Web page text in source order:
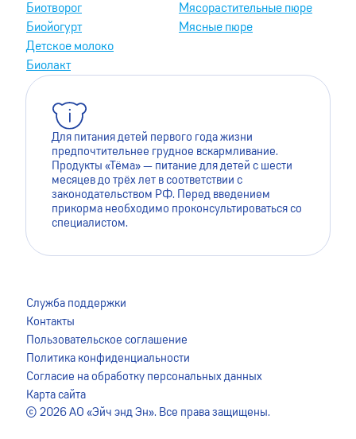
Биотворог
Биойогурт
Детское молоко
Биолакт
Мясорастительные пюре
Мясные пюре
Для питания детей первого года жизни
предпочтительнее грудное вскармливание.
Продукты «Тёма» — питание для детей с шести
месяцев до трёх лет в соответствии с
законодательством РФ. Перед введением
прикорма необходимо проконсультироваться со
специалистом.
© 2026 АО «Эйч энд Эн». Все права защищены.
Служба поддержки
Контакты
Пользовательское соглашение
Политика конфиденциальности
Согласие на обработку персональных данных
Карта сайта
Это помогает нам сделать его более удобным для
пользователей. Оставаясь на сайте, вы даёте согласие на
сохранение файлов cookie на вашем устройстве. Для
более подробной информации ознакомьтесь с
Пользовательским соглашением